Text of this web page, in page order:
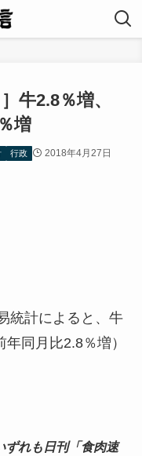
牛2.8％増、
増
行政 2018年4月27日
統計によると、牛
同月比2.8％増）
れも日刊「食肉速